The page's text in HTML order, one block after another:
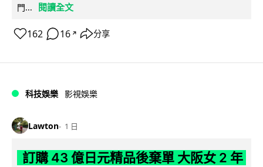
門...
閱讀全文
162 16 ↗ 分享
科技娛樂 影視娛樂
Lawton 1 日
訂購 43 億日元精品後棄單 大阪女 2 年